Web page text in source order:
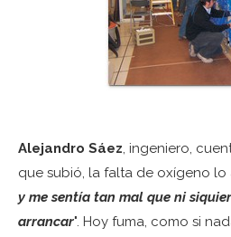
Alejandro Sáez, ingeniero,
que subió, la falta de oxígeno lo
y me sentía tan mal que ni
arrancar". Hoy fuma, como si